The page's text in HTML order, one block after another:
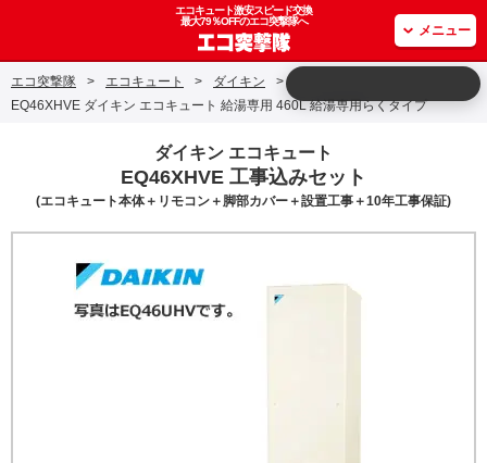
エコキュート激安スピード交換
最大79％OFFのエコ突撃隊へ
メニュー
エコ突撃隊 > エコキュート > ダイキン
>
EQ46XHVE ダイキン エコキュート 給湯専用 460L 給湯専用らくタイプ
ダイキン エコキュート
EQ46XHVE 工事込みセット
(エコキュート本体＋リモコン＋脚部カバー＋設置工事＋10年工事保証)